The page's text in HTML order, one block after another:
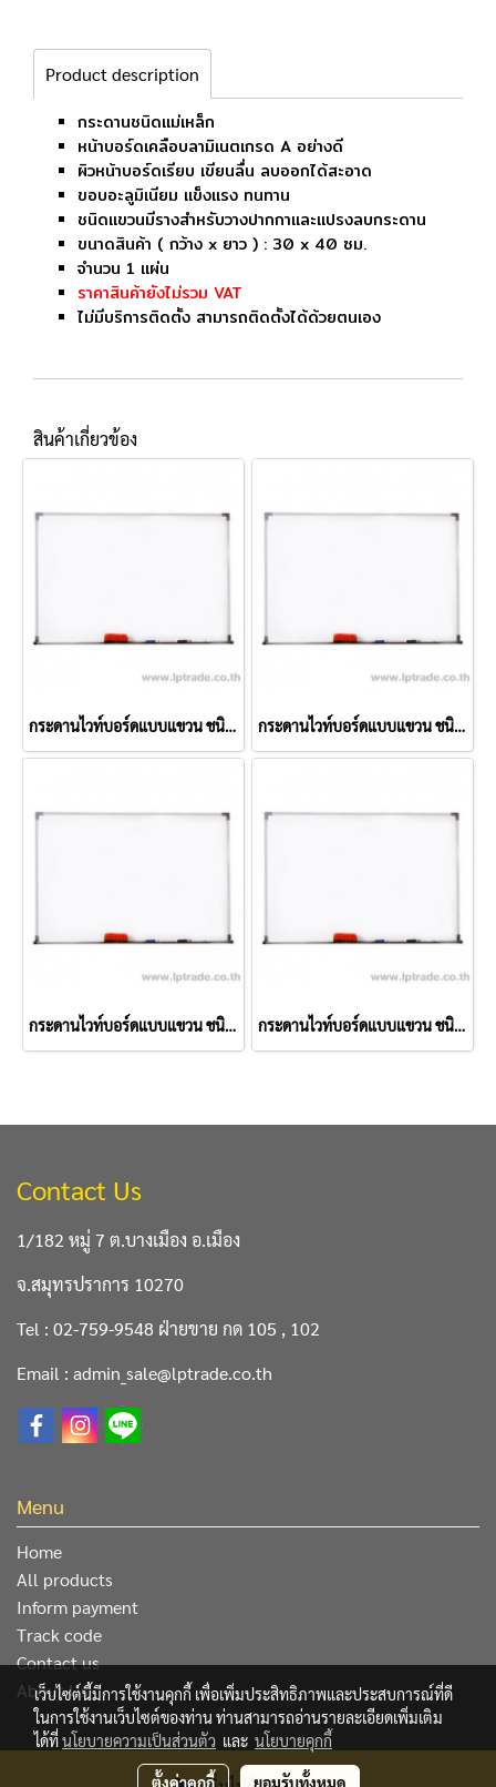
Product description
กระดานชนิดแม่เหล็ก
หน้าบอร์ดเคลือบลามิเนตเกรด A อย่างดี
ผิวหน้าบอร์ดเรียบ เขียนลื่น ลบออกได้สะอาด
ขอบอะลูมิเนียม แข็งแรง ทนทาน
ชนิดแขวนมีรางสำหรับวางปากกาและแปรงลบกระดาน
ขนาดสินค้า ( กว้าง x ยาว ) : 30 x 40 ซม.
จำนวน 1 แผ่น
ราคาสินค้ายังไม่รวม VAT
ไม่มีบริการติดตั้ง สามารถติดตั้งได้ด้วยตนเอง
สินค้าเกี่ยวข้อง
กระดานไวท์บอร์ดแบบแขวน ชนิดธรรมดา 40x60 ซม. กระดานไวท์บอร์ดแบบแขวน ชนิดธรรมดา 20x30 ซม.
กระดานไวท์บอร์ดแบบแขวน ชนิดธรรมดา 30x40 ซม. กระดานไวท์บอร์ดแบบแขวน ชนิดธรรมดา 60x80 ซม.
Contact Us
1/182 หมู่ 7 ต.บางเมือง อ.เมือง
จ.สมุทรปราการ 10270
Tel : 02-759-9548 ฝ่ายขาย กด 105 , 102
Email : admin_sale@lptrade.co.th
Menu
Home
All products
Inform payment
Track code
Contact us
About Us
@ Copyright 2019 All Rights Reserved. L&P Trading Center
เว็บไซต์นี้มีการใช้งานคุกกี้ เพื่อเพิ่มประสิทธิภาพและประสบการณ์ที่ดี
ในการใช้งานเว็บไซต์ของท่าน ท่านสามารถอ่านรายละเอียดเพิ่มเติม
ได้ที่นโยบายความเป็นส่วนตัว และ นโยบายคุกกี้
ตั้งค่าคุกกี้ ยอมรับทั้งหมด